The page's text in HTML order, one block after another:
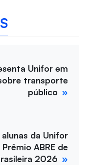
Unifor em
transporte
público
da Unifor
ABRE de
2026